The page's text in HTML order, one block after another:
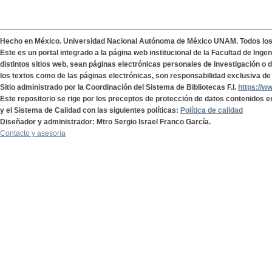
Hecho en México. Universidad Nacional Autónoma de México UNAM. Todos
Este es un portal integrado a la página web institucional de la Facultad de
distintos sitios web, sean páginas electrónicas personales de investigación o
los textos como de las páginas electrónicas, son responsabilidad exclusiva
Sitio administrado por la Coordinación del Sistema de Bibliotecas F.I. https://
Este repositorio se rige por los preceptos de protección de datos contenidos
y el Sistema de Calidad con las siguientes políticas: Política de calidad
Diseñador y administrador: Mtro Sergio Israel Franco García.
Contacto y asesoría